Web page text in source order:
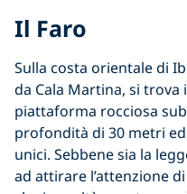
Il Faro
Sulla costa orientale di
da Cala Martina, si trova
piattaforma rocciosa
profondità di 30 metri
unici. Sebbene sia la
ad attirare l’attenzione